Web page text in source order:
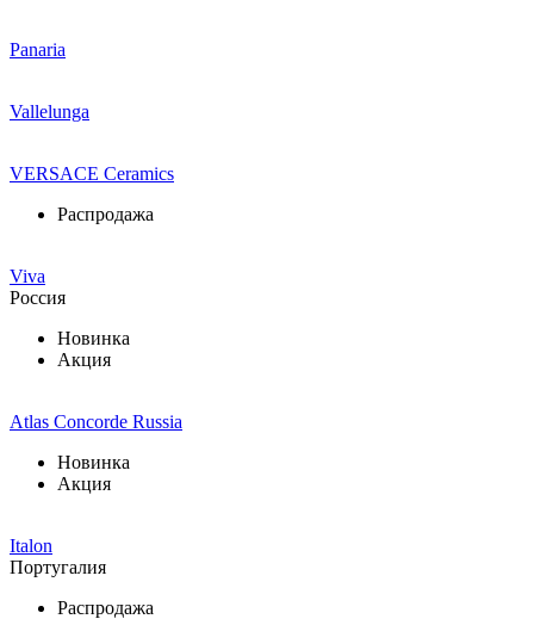
Panaria
Vallelunga
VERSACE Ceramics
Распродажа
Viva
Россия
Новинка
Акция
Atlas Concorde Russia
Новинка
Акция
Italon
Португалия
Распродажа